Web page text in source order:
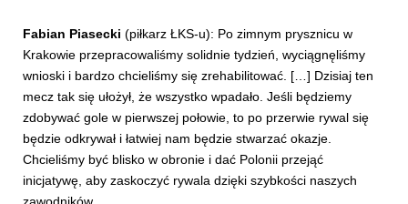
Fabian Piasecki (piłkarz ŁKS-u): Po zimnym prysznicu w
Krakowie przepracowaliśmy solidnie tydzień, wyciągnęliśmy
wnioski i bardzo chcieliśmy się zrehabilitować. […] Dzisiaj ten
mecz tak się ułożył, że wszystko wpadało. Jeśli będziemy
zdobywać gole w pierwszej połowie, to po przerwie rywal się
będzie odkrywał i łatwiej nam będzie stwarzać okazje.
Chcieliśmy być blisko w obronie i dać Polonii przejąć
inicjatywę, aby zaskoczyć rywala dzięki szybkości naszych
zawodników.